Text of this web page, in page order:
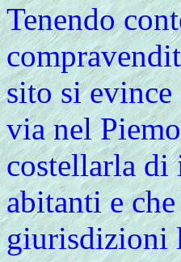
Tenendo
sito si
via nel
costellarla di
abitanti e
giurisdizioni